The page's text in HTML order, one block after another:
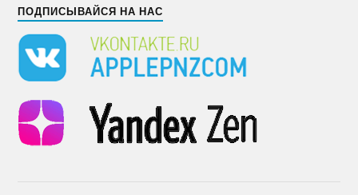
ПОДПИСЫВАЙСЯ НА НАС